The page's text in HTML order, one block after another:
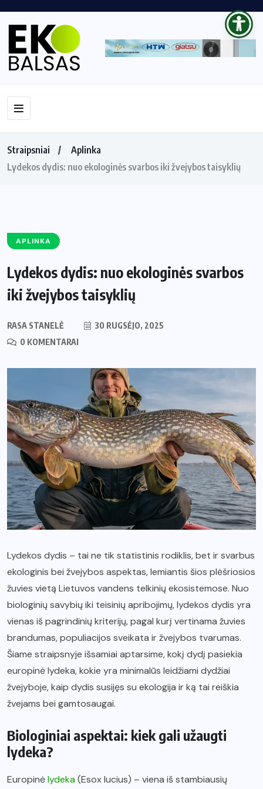
Straipsniai
Aplinka
Lydekos dydis: nuo ekologinės svarbos iki žvejybos taisyklių
APLINKA
Lydekos dydis: nuo ekologinės svarbos
iki žvejybos taisyklių
RASA STANELĖ
30 RUGSĖJO, 2025
0 KOMENTARAI
Lydekos dydis – tai ne tik statistinis rodiklis, bet ir svarbus
ekologinis bei žvejybos aspektas, lemiantis šios plėšriosios
žuvies vietą Lietuvos vandens telkinių ekosistemose. Nuo
biologinių savybių iki teisinių apribojimų, lydekos dydis yra
vienas iš pagrindinių kriterijų, pagal kurį vertinama žuvies
brandumas, populiacijos sveikata ir žvejybos tvarumas.
Šiame straipsnyje išsamiai aptarsime, kokį dydį pasiekia
europinė lydeka, kokie yra minimalūs leidžiami dydžiai
žvejyboje, kaip dydis susijęs su ekologija ir ką tai reiškia
žvejams bei gamtosaugai.
Biologiniai aspektai: kiek gali užaugti
lydeka?
Europinėlydeka(Esox lucius) – viena iš stambiausių